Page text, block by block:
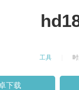
工具
下载